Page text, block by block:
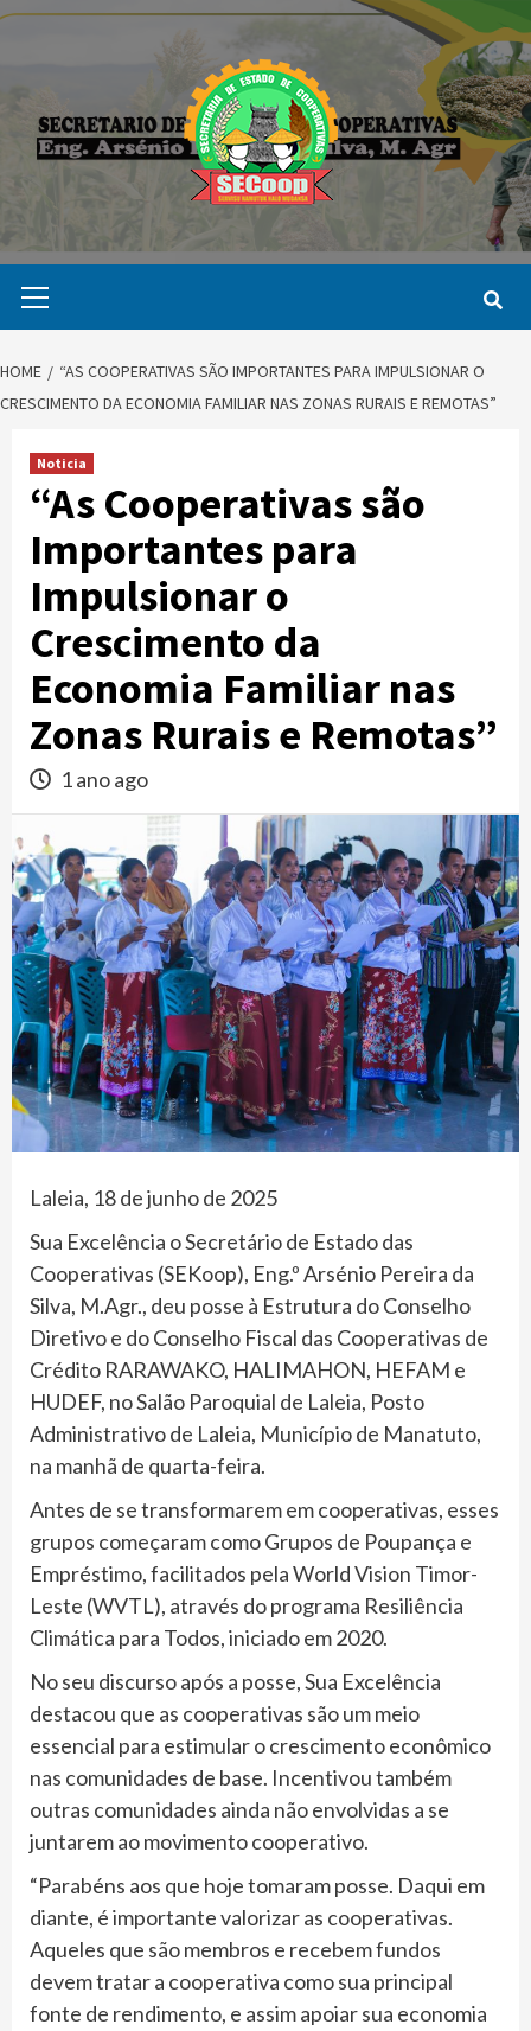
Skip
Menu
HOME
“AS COOPERATIVAS SÃO IMPORTANTES PARA IMPULSIONAR O
CRESCIMENTO DA ECONOMIA FAMILIAR NAS ZONAS RURAIS E REMOTAS”
Noticia
“As Cooperativas são
Importantes para
Impulsionar o
Crescimento da
Economia Familiar nas
Zonas Rurais e Remotas”
1 ano ago
Laleia, 18 de junho de 2025
Sua Excelência o Secretário de Estado das
Cooperativas (SEKoop), Eng.º Arsénio Pereira da
Silva, M.Agr., deu posse à Estrutura do Conselho
Diretivo e do Conselho Fiscal das Cooperativas de
Crédito RARAWAKO, HALIMAHON, HEFAM e
HUDEF, no Salão Paroquial de Laleia, Posto
Administrativo de Laleia, Município de Manatuto,
na manhã de quarta-feira.
Antes de se transformarem em cooperativas, esses
grupos começaram como Grupos de Poupança e
Empréstimo, facilitados pela World Vision Timor-
Leste (WVTL), através do programa Resiliência
Climática para Todos, iniciado em 2020.
No seu discurso após a posse, Sua Excelência
destacou que as cooperativas são um meio
essencial para estimular o crescimento econômico
nas comunidades de base. Incentivou também
outras comunidades ainda não envolvidas a se
juntarem ao movimento cooperativo.
“Parabéns aos que hoje tomaram posse. Daqui em
diante, é importante valorizar as cooperativas.
Aqueles que são membros e recebem fundos
devem tratar a cooperativa como sua principal
fonte de rendimento, e assim apoiar sua economia